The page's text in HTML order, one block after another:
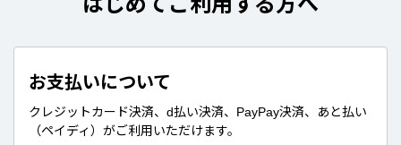
お支払いについて
クレジットカード決済、d払い決済、PayPay決済、あと払い
（ペイディ）がご利用いただけます。